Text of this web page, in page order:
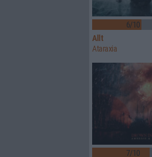
6/10
Allt
Ataraxia
7/10